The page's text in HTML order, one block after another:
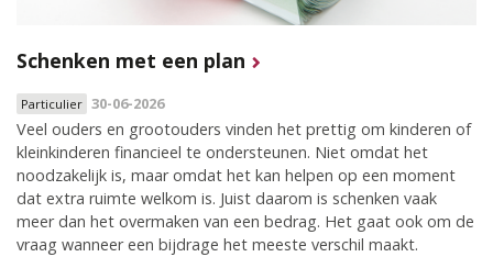
Schenken met een plan
Particulier 30-06-2026
Veel ouders en grootouders vinden het prettig om kinderen of
kleinkinderen financieel te ondersteunen. Niet omdat het
noodzakelijk is, maar omdat het kan helpen op een moment
dat extra ruimte welkom is. Juist daarom is schenken vaak
meer dan het overmaken van een bedrag. Het gaat ook om de
vraag wanneer een bijdrage het meeste verschil maakt.